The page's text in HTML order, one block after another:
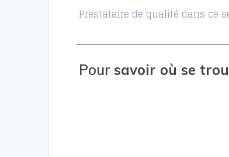
Prestataire de qualité dans ce
Pour savoir où se